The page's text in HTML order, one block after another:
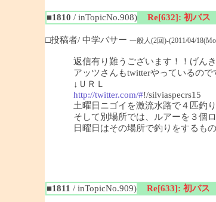
■1810 / inTopicNo.908)
Re[632]: 初バス
□投稿者/ 中学バサー 一般人(2回)-(2011/04/
返信有り難うございます！！げん
アッツさんもtwitterやっているの
↓ＵＲＬ
http://twitter.com/#!/silviaspecrs15
土曜日ニゴイを激流水路で４匹釣
そして別場所では、ルアーを３個
日曜日はその場所で釣りをするも
■1811 / inTopicNo.909)
Re[633]: 初バス